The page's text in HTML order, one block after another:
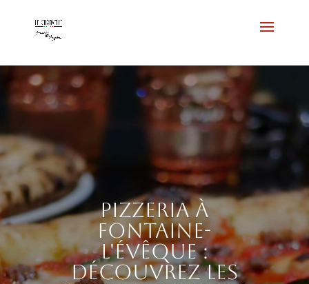
Pizzeria à
Fontaine-
l'Évêque :
découvrez les